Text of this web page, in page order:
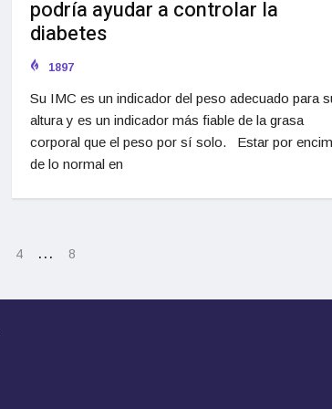
podría ayudar a controlar la
diabetes
1897
Su IMC es un indicador del peso adecuado para
altura y es un indicador más fiable de la grasa
corporal que el peso por sí solo. Estar por
de lo normal en
4 … 8